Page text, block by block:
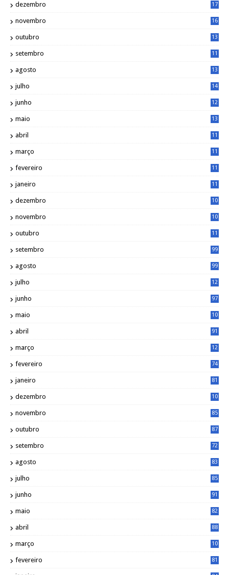
dezembro
17
novembro
16
outubro
13
setembro
11
agosto
13
julho
14
junho
12
maio
13
abril
11
março
11
fevereiro
11
janeiro
11
dezembro
10
novembro
10
outubro
11
setembro 99
agosto 99
julho
12
junho 97
maio
10
abril 91
março
12
fevereiro 74
janeiro 81
dezembro
10
novembro 85
outubro 87
setembro 72
agosto 83
julho 85
junho 91
maio 82
abril 88
março
10
fevereiro 81